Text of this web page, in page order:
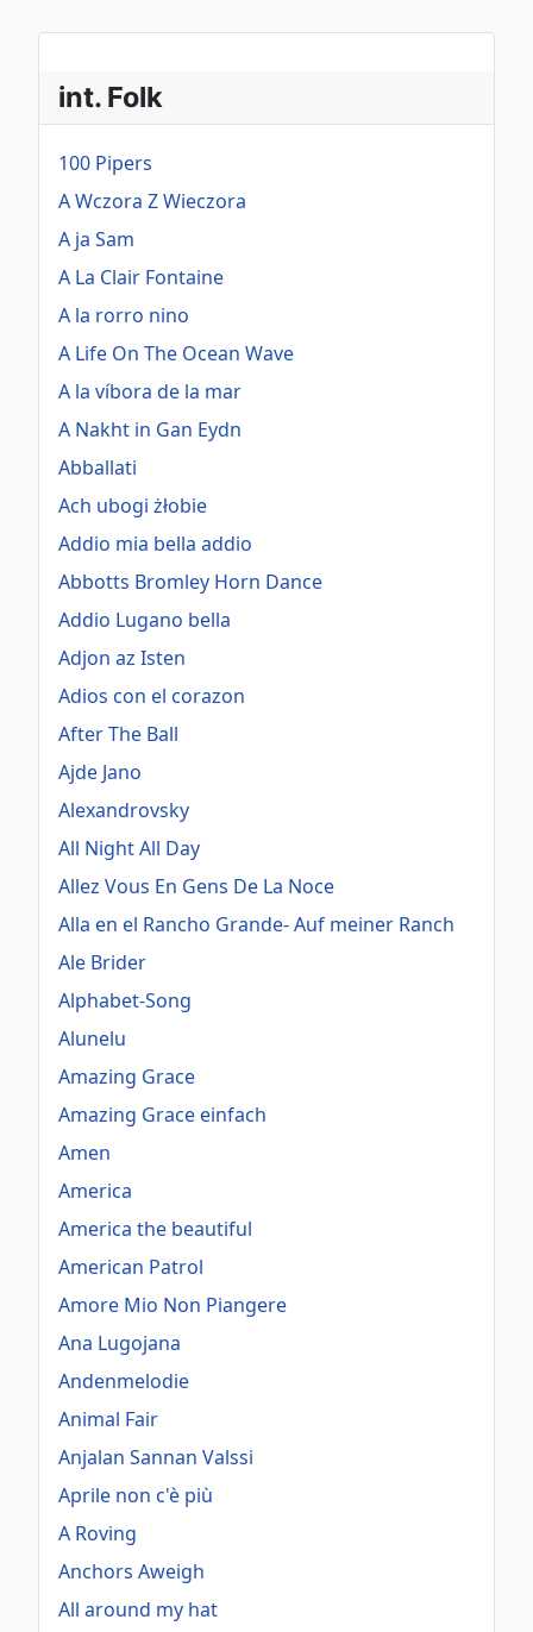
int. Folk
100 Pipers
A Wczora Z Wieczora
A ja Sam
A La Clair Fontaine
A la rorro nino
A Life On The Ocean Wave
A la víbora de la mar
A Nakht in Gan Eydn
Abballati
Ach ubogi żłobie
Addio mia bella addio
Abbotts Bromley Horn Dance
Addio Lugano bella
Adjon az Isten
Adios con el corazon
After The Ball
Ajde Jano
Alexandrovsky
All Night All Day
Allez Vous En Gens De La Noce
Alla en el Rancho Grande- Auf meiner Ranch
Ale Brider
Alphabet-Song
Alunelu
Amazing Grace
Amazing Grace einfach
Amen
America
America the beautiful
American Patrol
Amore Mio Non Piangere
Ana Lugojana
Andenmelodie
Animal Fair
Anjalan Sannan Valssi
Aprile non c'è più
A Roving
Anchors Aweigh
All around my hat